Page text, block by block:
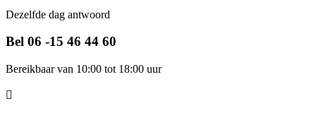
Dezelfde dag antwoord
Bel 06 -15 46 44 60
Bereikbaar van 10:00 tot 18:00 uur